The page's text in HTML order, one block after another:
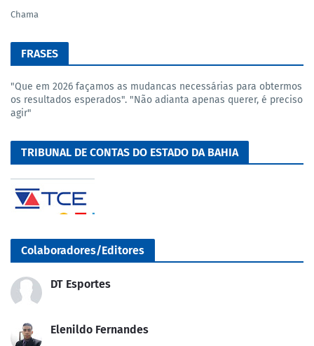
Chama
FRASES
"Que em 2026 façamos as mudancas necessárias para obtermos
os resultados esperados". "Não adianta apenas querer, é preciso
agir"
TRIBUNAL DE CONTAS DO ESTADO DA BAHIA
Colaboradores/Editores
DT Esportes
Elenildo Fernandes